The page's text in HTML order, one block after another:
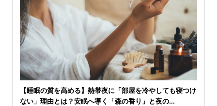
【睡眠の質を高める】熱帯夜に「部屋を冷やしても寝つけ
ない」理由とは？安眠へ導く「森の香り」と夜の...